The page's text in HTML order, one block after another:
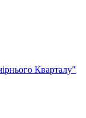
Кварталу"